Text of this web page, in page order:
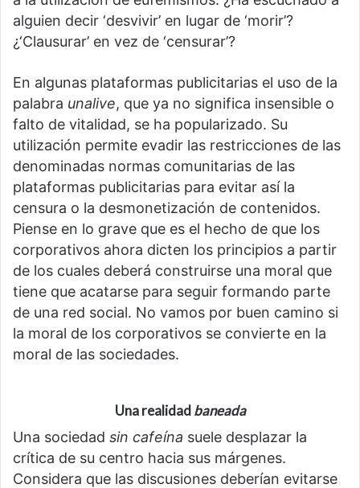
alguien decir ‘desvivir’ en lugar de ‘morir’?
¿‘Clausurar’ en vez de ‘censurar’?
En algunas plataformas publicitarias el uso de la
palabra unalive, que ya no significa insensible o
falto de vitalidad, se ha popularizado. Su
utilización permite evadir las restricciones de las
denominadas normas comunitarias de las
plataformas publicitarias para evitar así la
censura o la desmonetización de contenidos.
Piense en lo grave que es el hecho de que los
corporativos ahora dicten los principios a partir
de los cuales deberá construirse una moral que
tiene que acatarse para seguir formando parte
de una red social. No vamos por buen camino si
la moral de los corporativos se convierte en la
moral de las sociedades.
Una realidad baneada
Una sociedad sin cafeína suele desplazar la
crítica de su centro hacia sus márgenes.
Considera que las discusiones deberían evitarse